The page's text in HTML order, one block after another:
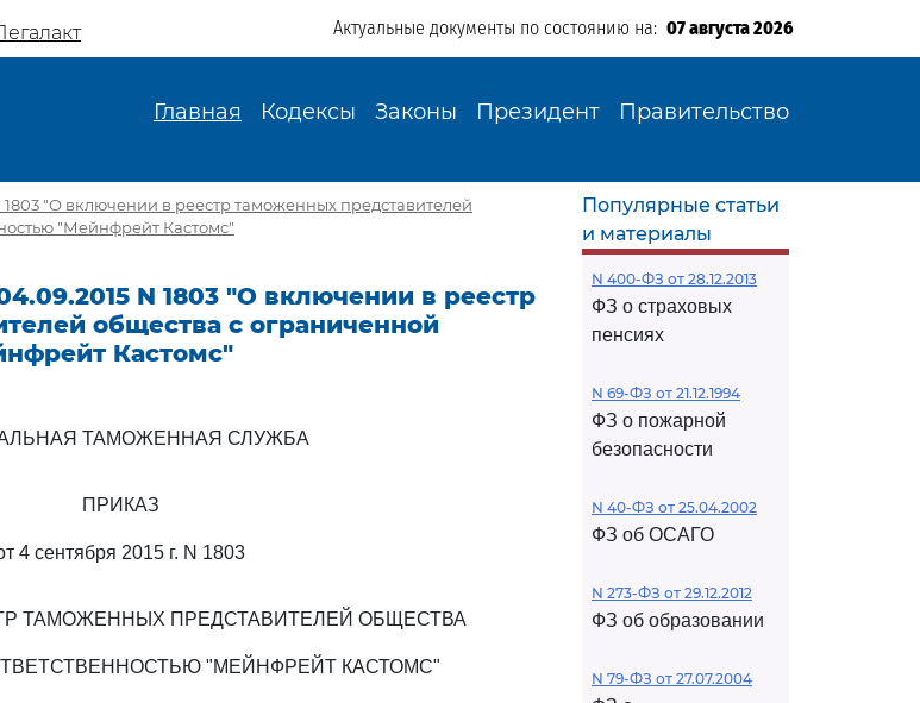
Актуальные документы по состоянию на: 07 августа 2026
Главная Кодексы Законы Президент Правительство
"О включении в реестр таможенных представителей
"Мейнфрейт Кастомс"
N 1803 "О включении в реестр
общества с ограниченной
Кастомс"
ТАМОЖЕННАЯ СЛУЖБА
ПРИКАЗ
4 сентября 2015 г. N 1803
ТАМОЖЕННЫХ ПРЕДСТАВИТЕЛЕЙ ОБЩЕСТВА
"МЕЙНФРЕЙТ КАСТОМС"
Популярные статьи
и материалы
N 400-ФЗ от 28.12.2013
ФЗ о страховых
пенсиях
N 69-ФЗ от 21.12.1994
ФЗ о пожарной
безопасности
N 40-ФЗ от 25.04.2002
ФЗ об ОСАГО
N 273-ФЗ от 29.12.2012
ФЗ об образовании
N 79-ФЗ от 27.07.2004